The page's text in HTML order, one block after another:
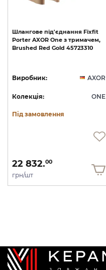
Шлангове під'єднання Fixfit
Porter AXOR One з тримачем,
Brushed Red Gold 45723310
Виробник: AXOR
Колекція: ONE
Під замовлення
22 832.00
грн/шт